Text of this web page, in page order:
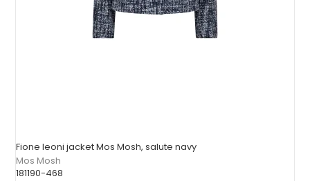
Fione leoni jacket Mos Mosh, salute navy
Mos Mosh
181190-468